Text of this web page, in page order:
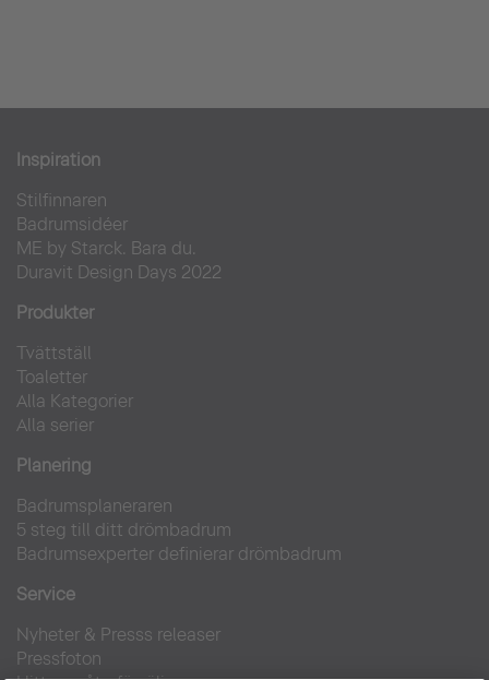
Inspiration
Stilfinnaren
Badrumsidéer
ME by Starck. Bara du.
Duravit Design Days 2022
Produkter
Tvättställ
Toaletter
Alla Kategorier
Alla serier
Planering
Badrumsplaneraren
5 steg till ditt drömbadrum
Badrumsexperter definierar drömbadrum
Service
Nyheter & Presss releaser
Pressfoton